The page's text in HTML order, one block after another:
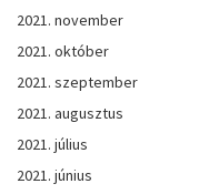
2021. november
2021. október
2021. szeptember
2021. augusztus
2021. július
2021. június